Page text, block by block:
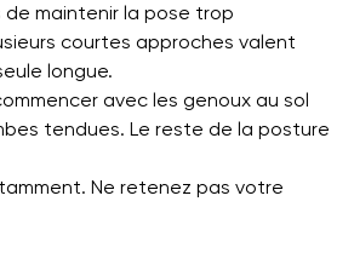
de maintenir la pose trop
courtes approches valent
longue.
avec les genoux au sol
tendues. Le reste de la posture
Ne retenez pas votre